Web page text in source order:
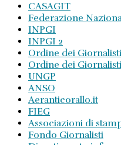
CASAGIT
Federazione
INPGI
INPGI 2
Ordine dei
Ordine dei
UNGP
ANSO
Aeranticorallo.it
FIEG
Associazioni di
Fondo Giornalisti